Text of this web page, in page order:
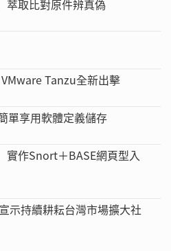
取比對原件辨真偽
Tanzu全新出擊
單享用軟體定義儲存
作Snort＋BASE網頁型入
示持續耕耘台灣市場擴大社